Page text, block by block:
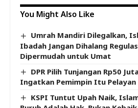
You Might Also Like
Umrah Mandiri Dilegalkan,
Ibadah Jangan Dihalang
Dipermudah untuk Umat
DPR Pilih Tunjangan Rp50
Ingatkan Pemimpin Itu Pelayan
KSPI Tuntut Upah Naik,